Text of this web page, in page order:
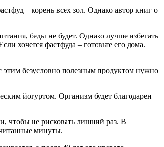
– корень всех зол. Однако автор книг о
беды не будет. Однако лучше избегать
хочется фастфуда – готовьте его дома.
этим безусловно полезным продуктом нужно
йогуртом. Организм будет благодарен
чтобы не рисковать лишний раз. В
минуты.